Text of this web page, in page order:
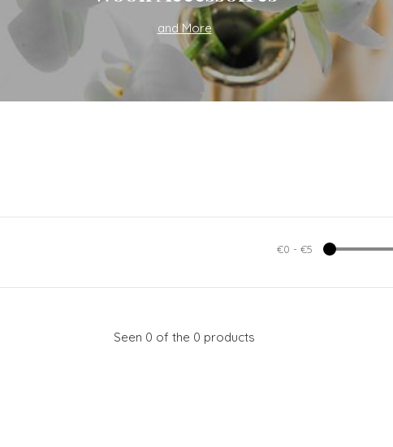
and More
€0 - €5
Seen 0 of the 0 products